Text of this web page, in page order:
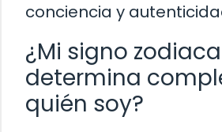
conciencia y
¿Mi signo
determina
quién soy?